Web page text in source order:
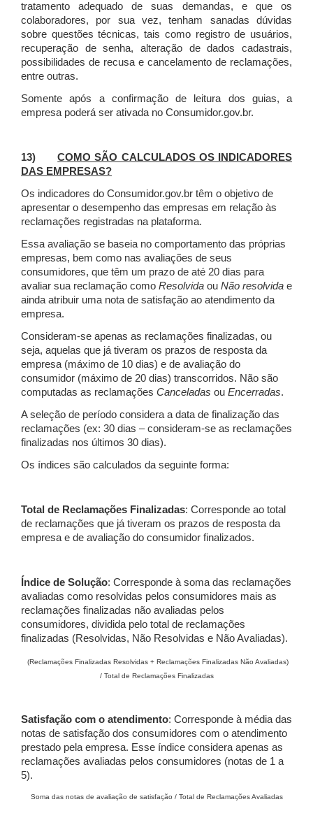
tratamento adequado de suas demandas, e que os
colaboradores, por sua vez, tenham sanadas dúvidas
sobre questões técnicas, tais como registro de usuários,
recuperação de senha, alteração de dados cadastrais,
possibilidades de recusa e cancelamento de reclamações,
entre outras.
Somente após a confirmação de leitura dos guias, a
empresa poderá ser ativada no Consumidor.gov.br.
13)COMO SÃO CALCULADOS OS INDICADORES
DAS EMPRESAS?
Os indicadores do Consumidor.gov.br têm o objetivo de
apresentar o desempenho das empresas em relação às
reclamações registradas na plataforma.
Essa avaliação se baseia no comportamento das próprias
empresas, bem como nas avaliações de seus
consumidores, que têm um prazo de até 20 dias para
avaliar sua reclamação como Resolvida ou Não resolvida e
ainda atribuir uma nota de satisfação ao atendimento da
empresa.
Consideram-se apenas as reclamações finalizadas, ou
seja, aquelas que já tiveram os prazos de resposta da
empresa (máximo de 10 dias) e de avaliação do
consumidor (máximo de 20 dias) transcorridos. Não são
computadas as reclamações Canceladas ou Encerradas.
A seleção de período considera a data de finalização das
reclamações (ex: 30 dias – consideram-se as reclamações
finalizadas nos últimos 30 dias).
Os índices são calculados da seguinte forma:
Total de Reclamações Finalizadas: Corresponde ao total
de reclamações que já tiveram os prazos de resposta da
empresa e de avaliação do consumidor finalizados.
Índice de Solução: Corresponde à soma das reclamações
avaliadas como resolvidas pelos consumidores mais as
reclamações finalizadas não avaliadas pelos
consumidores, dividida pelo total de reclamações
finalizadas (Resolvidas, Não Resolvidas e Não Avaliadas).
(Reclamações Finalizadas Resolvidas + Reclamações Finalizadas Não Avaliadas)
/ Total de Reclamações Finalizadas
Satisfação com o atendimento: Corresponde à média das
notas de satisfação dos consumidores com o atendimento
prestado pela empresa. Esse índice considera apenas as
reclamações avaliadas pelos consumidores (notas de 1 a
5).
Soma das notas de avaliação de satisfação / Total de Reclamações Avaliadas